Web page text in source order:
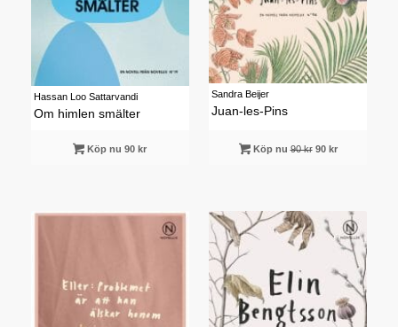
Hassan Loo Sattarvandi
Om himlen smälter
Köp nu 90 kr
Sandra Beijer
Juan-les-Pins
Köp nu90 kr90 kr